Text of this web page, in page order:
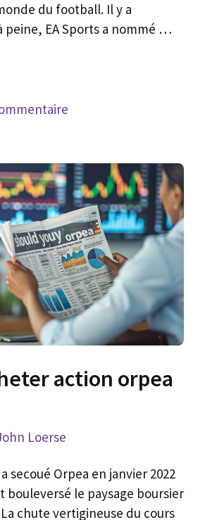
du football. Il y a
peine, EA Sports a nommé …
action orpea
Loerse
secoué Orpea en janvier 2022
le paysage boursier
chute vertigineuse du cours